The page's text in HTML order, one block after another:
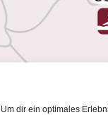
Um dir ein optimales